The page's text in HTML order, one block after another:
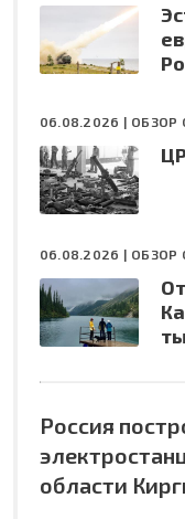
06.08.2026 | ОБЗОР
06.08.2026 | ОБЗОР
Россия
области